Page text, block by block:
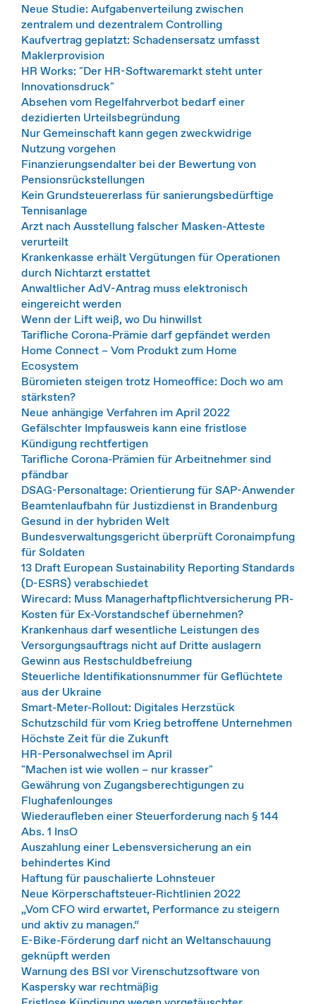
Neue Studie: Aufgabenverteilung zwischen
zentralem und dezentralem Controlling
Kaufvertrag geplatzt: Schadensersatz umfasst
Maklerprovision
HR Works: "Der HR-Softwaremarkt steht unter
Innovationsdruck"
Absehen vom Regelfahrverbot bedarf einer
dezidierten Urteilsbegründung
Nur Gemeinschaft kann gegen zweckwidrige
Nutzung vorgehen
Finanzierungsendalter bei der Bewertung von
Pensionsrückstellungen
Kein Grundsteuererlass für sanierungsbedürftige
Tennisanlage
Arzt nach Ausstellung falscher Masken-Atteste
verurteilt
Krankenkasse erhält Vergütungen für Operationen
durch Nichtarzt erstattet
Anwaltlicher AdV-Antrag muss elektronisch
eingereicht werden
Wenn der Lift weiß, wo Du hinwillst
Tarifliche Corona-Prämie darf gepfändet werden
Home Connect – Vom Produkt zum Home
Ecosystem
Büromieten steigen trotz Homeoffice: Doch wo am
stärksten?
Neue anhängige Verfahren im April 2022
Gefälschter Impfausweis kann eine fristlose
Kündigung rechtfertigen
Tarifliche Corona-Prämien für Arbeitnehmer sind
pfändbar
DSAG-Personaltage: Orientierung für SAP-Anwender
Beamtenlaufbahn für Justizdienst in Brandenburg
Gesund in der hybriden Welt
Bundesverwaltungsgericht überprüft Coronaimpfung
für Soldaten
13 Draft European Sustainability Reporting Standards
(D-ESRS) verabschiedet
Wirecard: Muss Managerhaftpflichtversicherung PR-
Kosten für Ex-Vorstandschef übernehmen?
Krankenhaus darf wesentliche Leistungen des
Versorgungsauftrags nicht auf Dritte auslagern
Gewinn aus Restschuldbefreiung
Steuerliche Identifikationsnummer für Geflüchtete
aus der Ukraine
Smart-Meter-Rollout: Digitales Herzstück
Schutzschild für vom Krieg betroffene Unternehmen
Höchste Zeit für die Zukunft
HR-Personalwechsel im April
"Machen ist wie wollen – nur krasser"
Gewährung von Zugangsberechtigungen zu
Flughafenlounges
Wiederaufleben einer Steuerforderung nach § 144
Abs. 1 InsO
Auszahlung einer Lebensversicherung an ein
behindertes Kind
Haftung für pauschalierte Lohnsteuer
Neue Körperschaftsteuer-Richtlinien 2022
„Vom CFO wird erwartet, Performance zu steigern
und aktiv zu managen.“
E-Bike-Förderung darf nicht an Weltanschauung
geknüpft werden
Warnung des BSI vor Virenschutzsoftware von
Kaspersky war rechtmäßig